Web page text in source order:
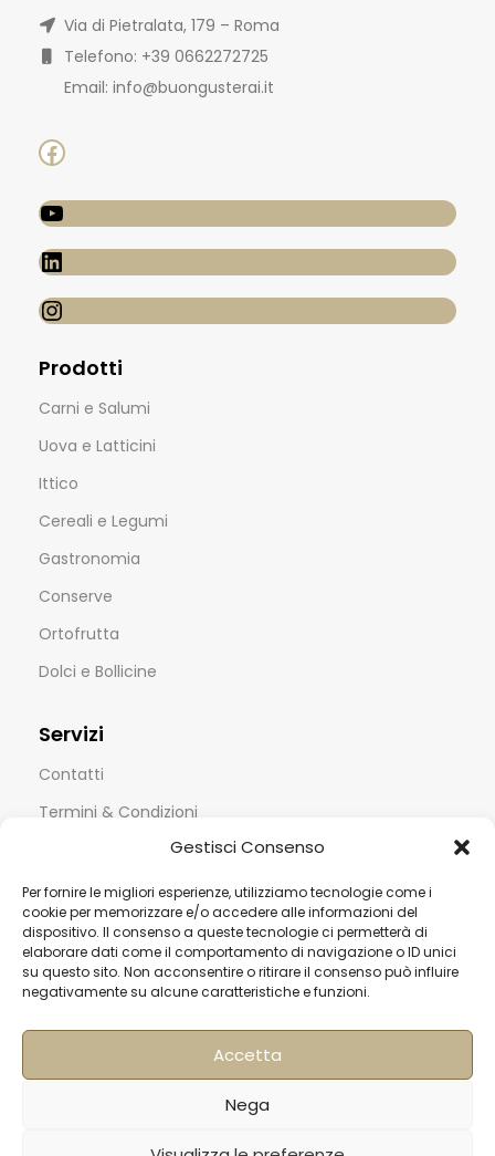
Gestisci Consenso
Per fornire le migliori esperienze, utilizziamo tecnologie come i
cookie per memorizzare e/o accedere alle informazioni del
dispositivo. Il consenso a queste tecnologie ci permetterà di
elaborare dati come il comportamento di navigazione o ID unici
su questo sito. Non acconsentire o ritirare il consenso può influire
negativamente su alcune caratteristiche e funzioni.
Accetta
Nega
Via di Pietralata, 179 – Roma
Telefono: +39 0662272725
Email: info@buongusterai.it
Prodotti
Carni e Salumi
Uova e Latticini
Ittico
Cereali e Legumi
Gastronomia
Conserve
Ortofrutta
Dolci e Bollicine
Servizi
Contatti
Termini & Condizioni
FAQ
Privacy & Cookie Policy
Informativa Newsletter
Iscriviti alla Newsletter